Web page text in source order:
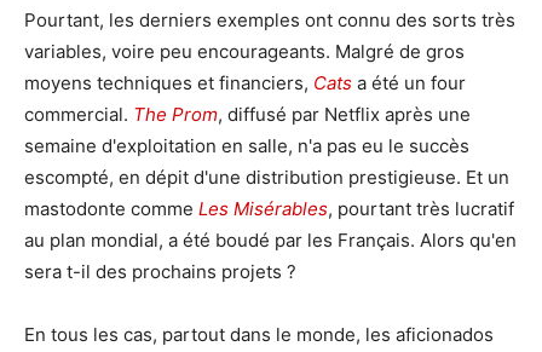
Pourtant, les derniers exemples ont connu des sorts très
variables, voire peu encourageants. Malgré de gros
moyens techniques et financiers, Cats a été un four
commercial. The Prom, diffusé par Netflix après une
semaine d'exploitation en salle, n'a pas eu le succès
escompté, en dépit d'une distribution prestigieuse. Et un
mastodonte comme Les Misérables, pourtant très lucratif
au plan mondial, a été boudé par les Français. Alors qu'en
sera t-il des prochains projets ?
En tous les cas, partout dans le monde, les aficionados